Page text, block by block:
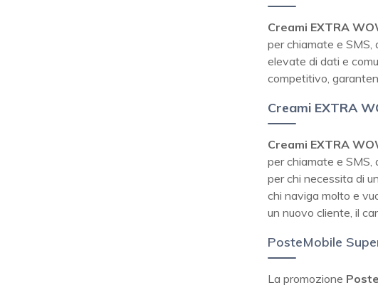
Creami EXTRA
per chiamate e SMS,
elevate di dati e
competitivo,
Creami EXTRA
Creami EXTRA
per chiamate e
per chi necessita di
chi naviga molto e
un nuovo cliente, il
PosteMobile
La promozione